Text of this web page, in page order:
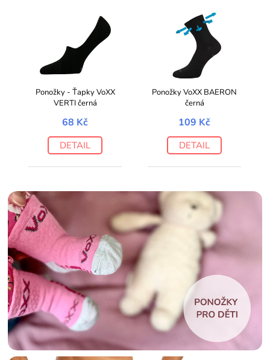
Ponožky - Ťapky VoXX
VERTI černá
68 Kč
DETAIL
Ponožky VoXX BAERON
černá
109 Kč
DETAIL